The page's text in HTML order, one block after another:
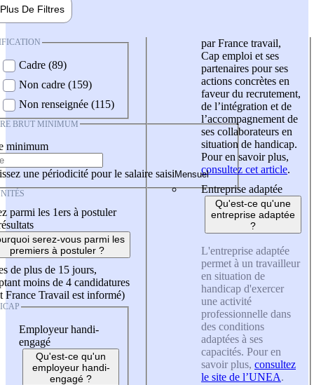
Plus De Filtres
Cadre (89)
Non cadre (159)
Non renseignée (115)
BRUT MINIMUM
minimum
une périodicité pour le salaire saisi
parmi les 1ers à postuler
serez-vous parmi les
premiers à postuler ?
de plus de 15 jours,
moins de 4 candidatures
France Travail est informé)
Employeur handi-
engagé
Qu'est-ce qu'un
employeur handi-
engagé ?
par France travail,
Cap emploi et ses
partenaires pour ses
actions concrètes en
faveur du recrutement,
de l’intégration et de
l’accompagnement de
ses collaborateurs en
situation de handicap.
Pour en savoir plus,
consultez cet article.
Entreprise adaptée
Qu'est-ce qu'une
entreprise adaptée
?
L'entreprise adaptée
permet à un travailleur
en situation de
handicap d'exercer
une activité
professionnelle dans
des conditions
adaptées à ses
capacités. Pour en
savoir plus, consultez
le site de l’UNEA.